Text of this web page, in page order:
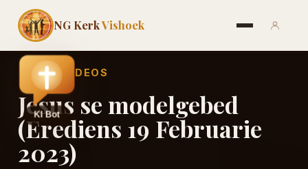
NG KerkVishoek
ALLE VIDEOS
Jesus se modelgebed
(Erediens 19 Februarie
2023)